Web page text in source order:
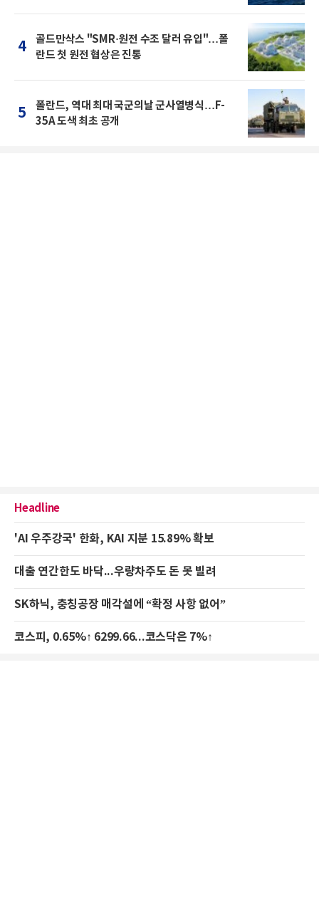
4
골드만삭스 "SMR·원전 수조 달러 유입"…폴
란드 첫 원전 협상은 진통
5
폴란드, 역대 최대 국군의날 군사열병식…F-
35A 도색 최초 공개
Headline
'AI 우주강국' 한화, KAI 지분 15.89% 확보
대출 연간한도 바닥...우량차주도 돈 못 빌려
SK하닉, 충칭공장 매각설에 “확정 사항 없어”
코스피, 0.65%↑ 6299.66...코스닥은 7%↑